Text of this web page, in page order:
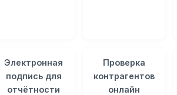
Электронная
подпись для
отчётности
Проверка
контрагентов
онлайн